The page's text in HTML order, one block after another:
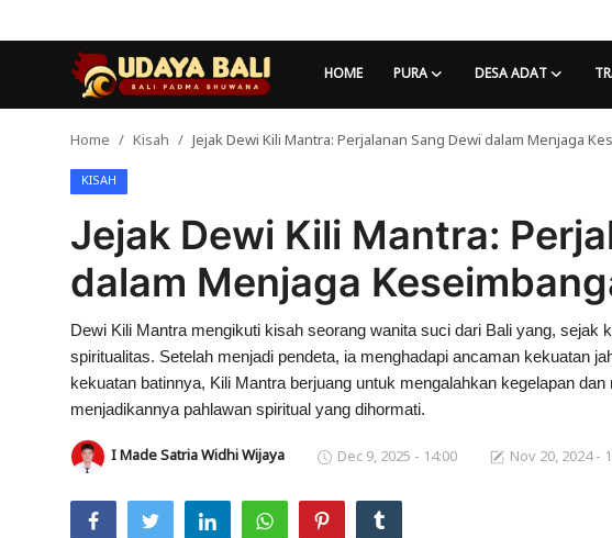
HOME PURA DESA ADAT
Desa Adat
Kearifan lokal
Alam Bali
Home Kisah Jejak Dewi Kili Mantra: Perjalanan Sang Dewi dalam Menjaga
KISAH
Jejak Dewi Kili Mantra:
dalam Menjaga
Dewi Kili Mantra mengikuti kisah seorang wanita suci dari Bali yang, sejak
spiritualitas. Setelah menjadi pendeta, ia menghadapi ancaman kekuatan
kekuatan batinnya, Kili Mantra berjuang untuk mengalahkan kegelapan
menjadikannya pahlawan spiritual yang dihormati.
I Made Satria Widhi Wijaya Dec 9, 2025 - 14:00 Nov 20, 2024 -